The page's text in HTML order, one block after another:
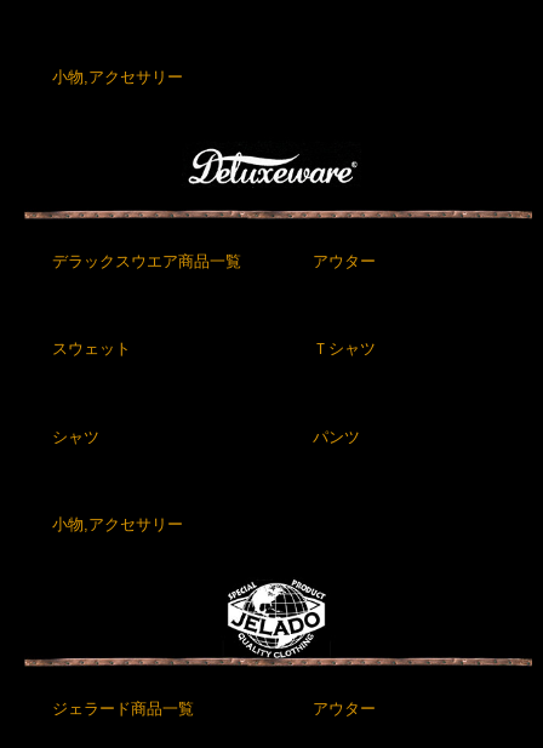
小物,アクセサリー
デラックスウエア商品一覧 アウター
スウェット Ｔシャツ
シャツ パンツ
小物,アクセサリー
ジェラード商品一覧 アウター